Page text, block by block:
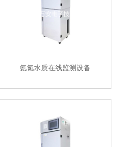
氨氮水质在线监测设备